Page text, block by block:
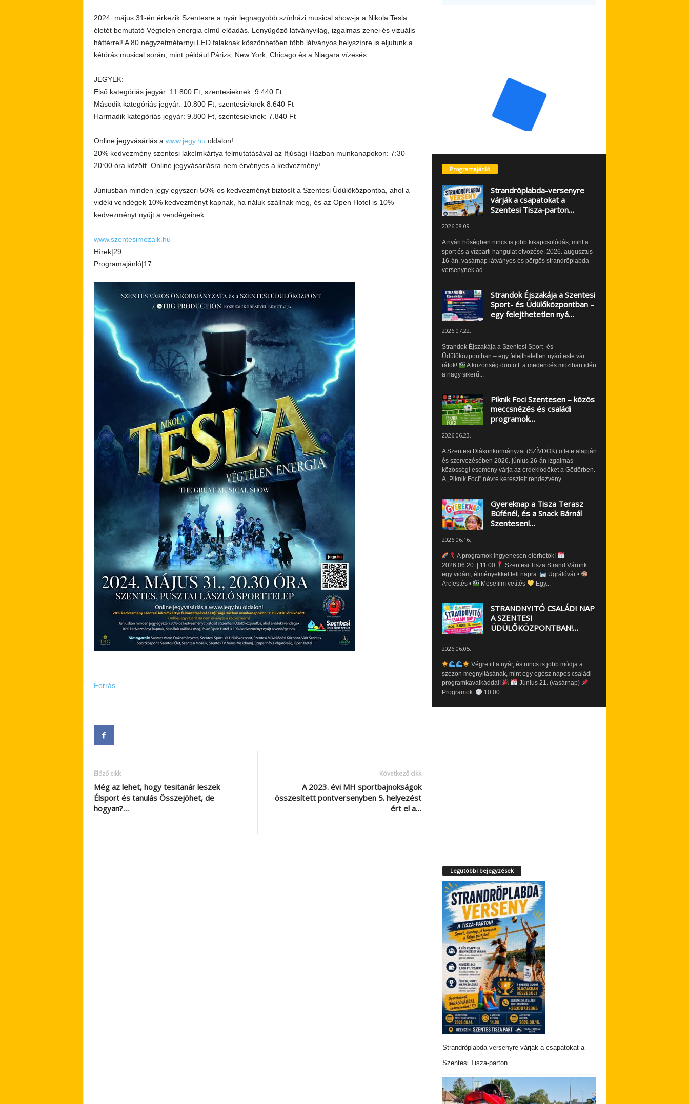
2024. május 31-én érkezik Szentesre a nyár legnagyobb színházi musical show-ja a Nikola Tesla
életét bemutató Végtelen energia című előadás. Lenyűgöző látványvilág, izgalmas zenei és vizuális
háttérrel! A 80 négyzetméternyi LED falaknak köszönhetően több látványos helyszínre is eljutunk a
kétórás musical során, mint például Párizs, New York, Chicago és a Niagara vízesés.
JEGYEK:
Első kategóriás jegyár: 11.800 Ft, szentesieknek: 9.440 Ft
Második kategóriás jegyár: 10.800 Ft, szentesieknek 8.640 Ft
Harmadik kategóriás jegyár: 9.800 Ft, szentesieknek: 7.840 Ft
Online jegyvásárlás a www.jegy.hu oldalon!
20% kedvezmény szentesi lakcímkártya felmutatásával az Ifjúsági Házban munkanapokon: 7:30-
20:00 óra között. Online jegyvásárlásra nem érvényes a kedvezmény!
Júniusban minden jegy egyszeri 50%-os kedvezményt biztosít a Szentesi Üdülőközpontba, ahol a
vidéki vendégek 10% kedvezményt kapnak, ha náluk szállnak meg, és az Open Hotel is 10%
kedvezményt nyújt a vendégeinek.
www.szentesimozaik.hu
Hírek|29
Programajánló|17
Forrás
Előző cikk
Még az lehet, hogy tesitanár leszek
Élsport és tanulás Összejöhet, de
hogyan?…
Következő cikk
A 2023. évi MH sportbajnokságok
összesített pontversenyben 5. helyezést
ért el a…
Programajánló
Strandröplabda-versenyre
várják a csapatokat a
Szentesi Tisza-parton…
2026.08.09.
A nyári hőségben nincs is jobb kikapcsolódás, mint a
sport és a vízparti hangulat ötvözése. 2026. augusztus
16-án, vasárnap látványos és pörgős strandröplabda-
versenynek ad...
Strandok Éjszakája a Szentesi
Sport- és Üdülőközpontban –
egy felejthetetlen nyá…
2026.07.22.
Strandok Éjszakája a Szentesi Sport- és
Üdülőközpontban – egy felejthetetlen nyári este vár
rátok!
A közönség döntött: a medencés moziban idén
a nagy sikerű...
Piknik Foci Szentesen – közös
meccsnézés és családi
programok…
2026.06.23.
A Szentesi Diákönkormányzat (SZÍVDÖK) ötlete alapján
és szervezésében 2026. június 26-án izgalmas
közösségi esemény várja az érdeklődőket a Gödörben.
A „Piknik Foci” névre keresztelt rendezvény...
Gyereknap a Tisza Terasz
Büfénél, és a Snack Bárnál
Szentesen!…
2026.06.16.
A programok ingyenesen elérhetők!
2026.06.20. | 11:00
Szentesi Tisza Strand Várunk
egy vidám, élményekkel teli napra:
Ugrálóvár •
Arcfestés •
Mesefilm vetítés Egy...
STRANDNYITÓ CSALÁDI NAP
A SZENTESI
ÜDÜLŐKÖZPONTBAN!…
2026.06.05.
Végre itt a nyár, és nincs is jobb módja a
szezon megnyitásának, mint egy egész napos családi
programkavalkáddal!
Június 21. (vasárnap)
Programok:
10:00...
Legutóbbi bejegyzések
Strandröplabda-versenyre várják a csapatokat a
Szentesi Tisza-parton…